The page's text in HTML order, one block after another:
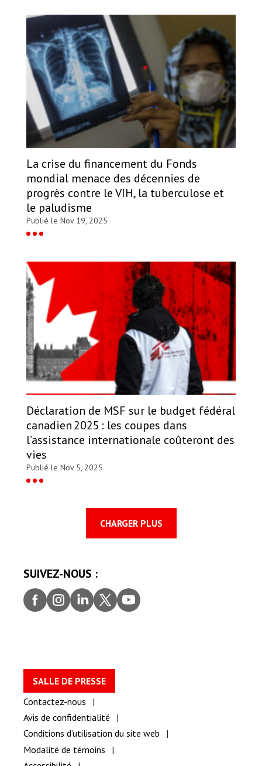
La crise du financement du Fonds
mondial menace des décennies de
progrès contre le VIH, la tuberculose et
le paludisme
Publié le Nov 19, 2025
Déclaration de MSF sur le budget fédéral
canadien 2025 : les coupes dans
l’assistance internationale coûteront des
vies
Publié le Nov 5, 2025
CHARGER PLUS
SUIVEZ-NOUS :
Faceb
ook
Insta
gram
Linke
dIn
Twitt
er
youtu
be
SALLE DE PRESSE
Contactez-nous
Avis de confidentialité
Conditions d’utilisation du site web
Modalité de témoins